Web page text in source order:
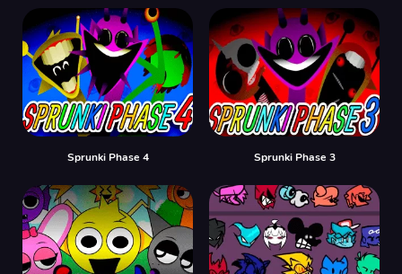
Sprunki Phase 4 Sprunki Phase 3